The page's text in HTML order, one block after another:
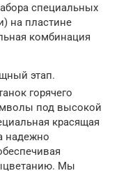
специальных
на пластине
комбинация
этап.
горячего
под высокой
красящая
надежно
Мы